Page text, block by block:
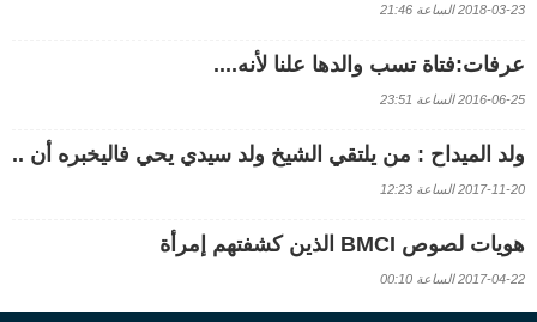
2018-03-23 الساعة 21:46
عرفات:فتاة تسب والدها علنا لأنه....
2016-06-25 الساعة 23:51
ولد الميداح : من يلتقي الشيخ ولد سيدي يحي فاليخبره أن ..
2017-11-20 الساعة 12:23
هويات لصوص BMCI الذين كشفتهم إمرأة
2017-04-22 الساعة 00:10